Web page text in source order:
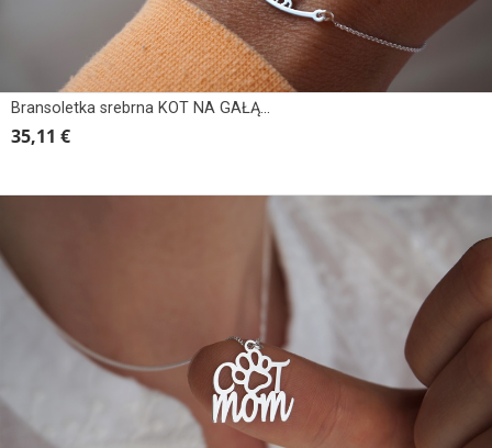
Bransoletka srebrna KOT NA GAŁĄZCE
35,11 €